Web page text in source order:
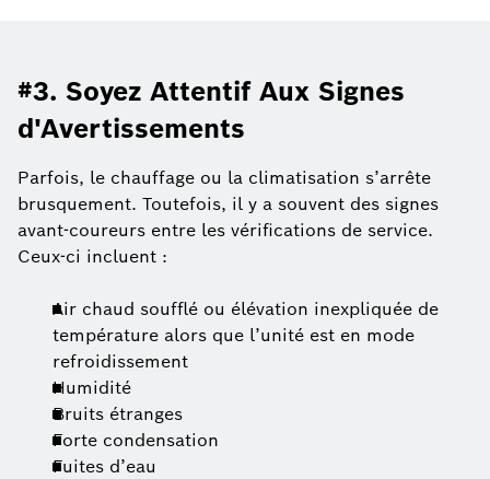
#3. Soyez Attentif Aux Signes
d'Avertissements
Parfois, le chauffage ou la climatisation s’arrête
brusquement. Toutefois, il y a souvent des signes
avant-coureurs entre les vérifications de service.
Ceux-ci incluent :
Air chaud soufflé ou élévation inexpliquée de
température alors que l’unité est en mode
refroidissement
Humidité
Bruits étranges
Forte condensation
Fuites d’eau